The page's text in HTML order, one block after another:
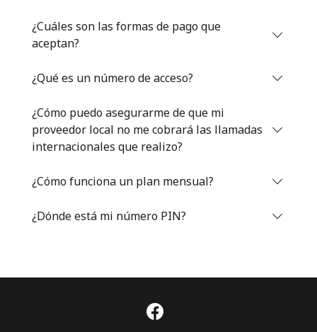
Iniciar Sesión
¿Cuáles son las formas de pago que
aceptan?
¿Qué es un número de acceso?
¿Cómo puedo asegurarme de que mi
proveedor local no me cobrará las llamadas
internacionales que realizo?
¿Cómo funciona un plan mensual?
¿Dónde está mi número PIN?